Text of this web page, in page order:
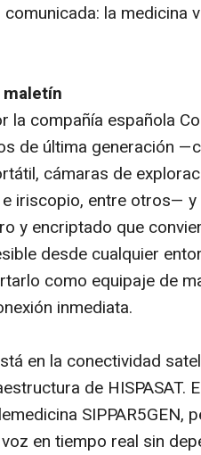
la medicina
la compañía española
de última generación
cámaras de
iriscopio, entre otros— y
y encriptado que
desde cualquier
como equipaje de
inmediata.
en la conectividad
de HISPASAT.
SIPPAR5GEN,
en tiempo real sin